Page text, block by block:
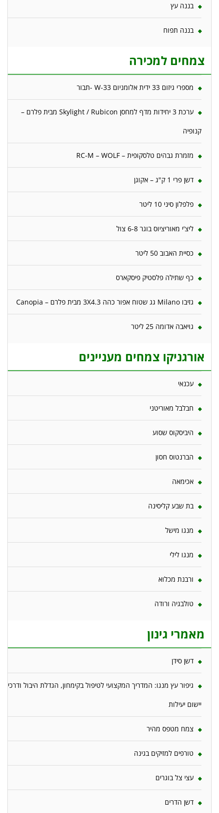
בננה עץ
בננה תפוח
צמחים למכירה
מספרי גיזום 33 ידית אלומניום W-33 -תבור
ערכת 3 יחידות מדף למחסן Skylight / Rubicon מבית פלרם –
קנופיה
מזמרת גבהים טלסקופית – RC-M – WOLF
דשן פרי 1 ק"ג – אקוגן
פלפלון סיני 10 ליטר
ליצ'י מאוריציוס בוגר 6-8 צול
כסיית האבוב 50 ליטר
כף שתילה פלסטיק פיסקארס
גזיבו Milano גג שטוח אפור כהה 3X4.3 מבית פלרם – Canopia
גויאבה אדומה 25 ליטר
אורגניקו צמחים מעניינים
עכנאי
חבלבל מאוריטני
היביסקוס שסוע
הברנטוס חסון
אכימאה
בת שבע קליסינה
מנגו מישל
מנגו לילי
ורבנת מכלוא
טולבגיה ורודה
מאמרי גינון
דשן סידן
גיפור עץ מנגו: המדריך המקצועי לטיפול בקימחון, הגדלת היבול ודרכי
יישום יעילות
צמח מטפס מהיר
טורפים למזיקים בגינה
עצי צל בוגרים
דשן הדרים